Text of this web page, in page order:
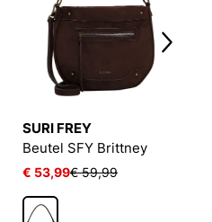
SURI FREY
Beutel SFY Brittney
€ 53,99€ 59,99